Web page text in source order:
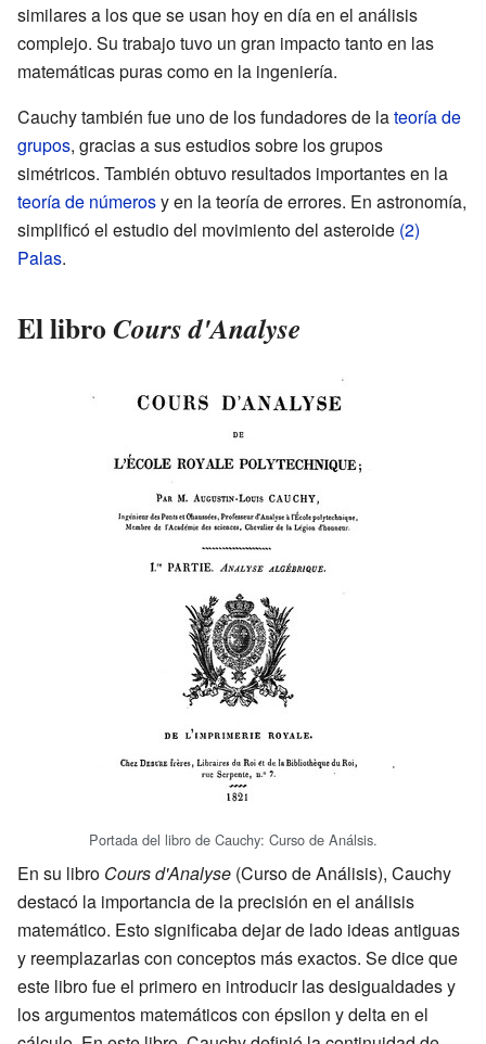
similares a los que se usan hoy en día en el análisis
complejo. Su trabajo tuvo un gran impacto tanto en las
matemáticas puras como en la ingeniería.
Cauchy también fue uno de los fundadores de lateoría de
grupos, gracias a sus estudios sobre los grupos
simétricos. También obtuvo resultados importantes en la
teoría de númerosy en la teoría de errores. En astronomía,
simplificó el estudio del movimiento del asteroide (2)
Palas.
El libroCours d'Analyse
Portada del libro de Cauchy: Curso de Análsis.
En su libro Cours d'Analyse (Curso de Análisis), Cauchy
destacó la importancia de la precisión en el análisis
matemático. Esto significaba dejar de lado ideas antiguas
y reemplazarlas con conceptos más exactos. Se dice que
este libro fue el primero en introducir las desigualdades y
los argumentos matemáticos con épsilon y delta en el